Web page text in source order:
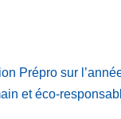
Prépro sur
et éco-